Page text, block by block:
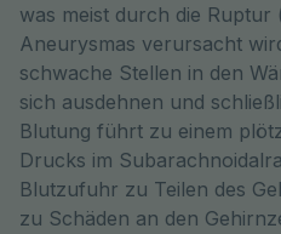
was meist durch die Ruptur
Aneurysmas verursacht
schwache Stellen in den
sich ausdehnen und
Blutung führt zu einem
Drucks im
Blutzufuhr zu Teilen des
zu Schäden an den